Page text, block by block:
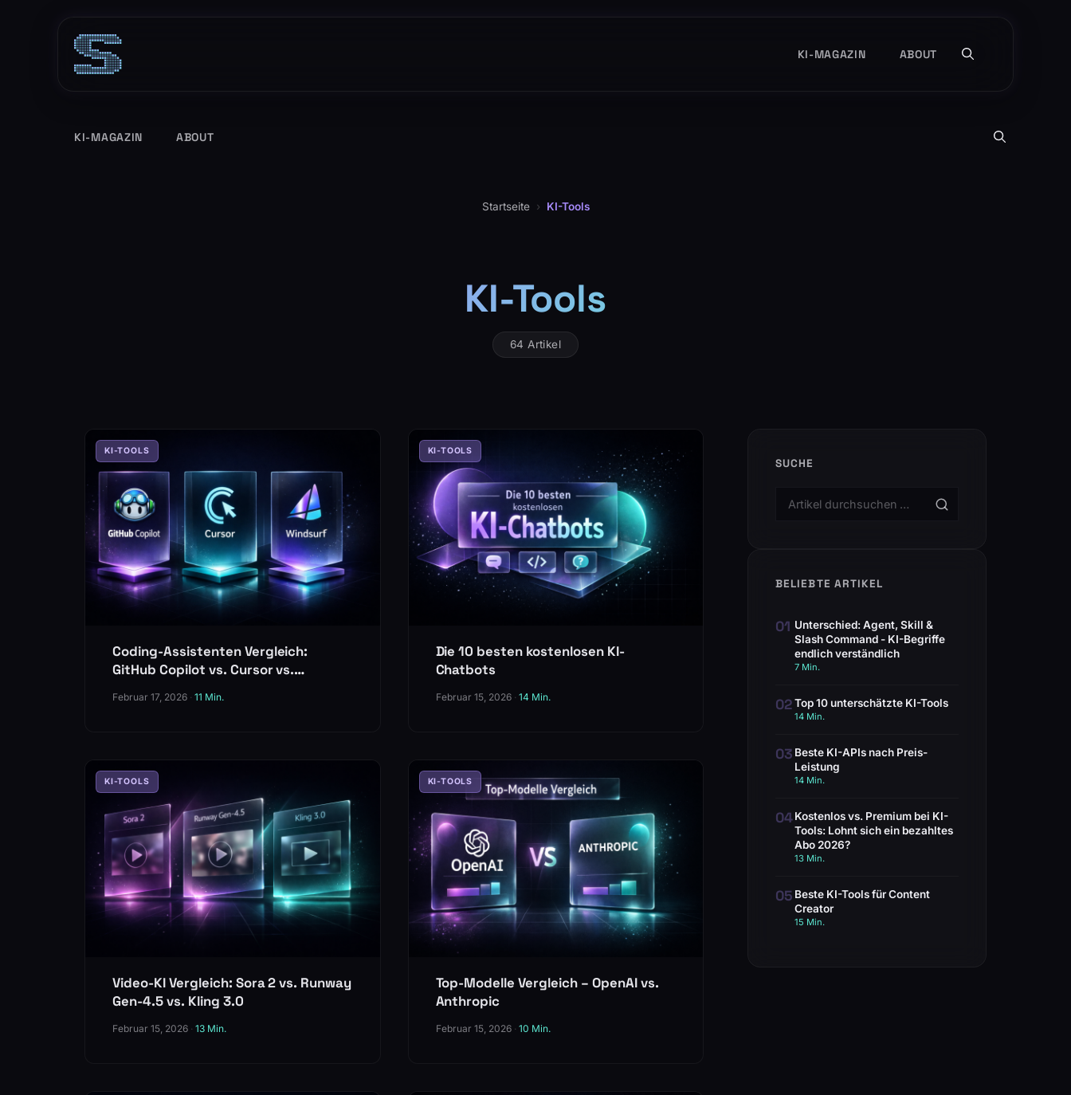
KI-MAGAZIN ABOUT
KI-MAGAZIN ABOUT
Startseite › KI-Tools
KI-Tools
64 Artikel
KI-TOOLS
Coding-Assistenten Vergleich:
GitHub Copilot vs. Cursor vs.
Februar 17, 2026 · 11 Min.
KI-TOOLS
Die 10 besten kostenlosen KI-
Chatbots
Februar 15, 2026 · 14 Min.
KI-TOOLS
Video-KI Vergleich: Sora 2 vs. Runway
Gen-4.5 vs. Kling 3.0
Februar 15, 2026 · 13 Min.
KI-TOOLS
Top-Modelle Vergleich – OpenAI vs.
Anthropic
Februar 15, 2026 · 10 Min.
SUCHE
BELIEBTE ARTIKEL
01 Unterschied: Agent, Skill &
Slash Command - KI-Begriffe
endlich verständlich
7 Min.
02Top 10 unterschätzte KI-Tools
14 Min.
03 Beste KI-APIs nach Preis-
Leistung
14 Min.
04Kostenlos vs. Premium bei KI-
Tools: Lohnt sich ein bezahltes
Abo 2026?
13 Min.
05 Beste KI-Tools für Content
Creator
15 Min.